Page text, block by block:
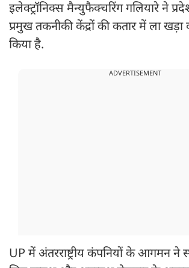
इलेक्ट्रॉनिक्स मैन्युफैक्चरिंग गलियारे ने
प्रमुख तकनीकी केंद्रों की कतार में ला
किया है.
ADVERTISEMENT
UP में अंतरराष्ट्रीय कंपनियों के आगमन ने